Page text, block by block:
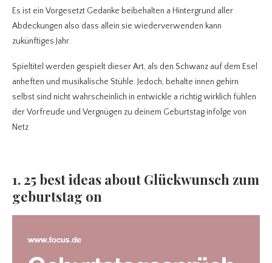
Es ist ein Vorgesetzt Gedanke beibehalten a Hintergrund aller
Abdeckungen also dass allein sie wiederverwenden kann
zukünftiges Jahr.
Spieltitel werden gespielt dieser Art, als den Schwanz auf dem Esel
anheften und musikalische Stühle. Jedoch, behalte innen gehirn
selbst sind nicht wahrscheinlich in entwickle a richtig wirklich fühlen
der Vorfreude und Vergnügen zu deinem Geburtstag infolge von
Netz
1. 25 best ideas about Glückwunsch zum
geburtstag on